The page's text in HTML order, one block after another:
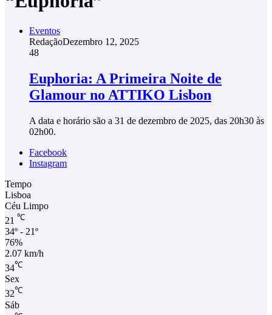
Eventos
RedaçãoDezembro 12, 2025
48
Euphoria: A Primeira Noite de
Glamour no ATTIKO Lisbon
A data e horário são a 31 de dezembro de 2025, das 20h30 às
02h00.
Facebook
Instagram
Tempo
Lisboa
Céu Limpo
21 ℃
34º - 21º
76%
2.07 km/h
34℃
Sex
32℃
Sáb